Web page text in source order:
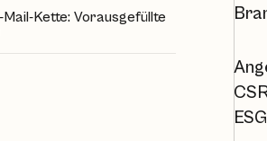
Kette: Vorausgefüllte